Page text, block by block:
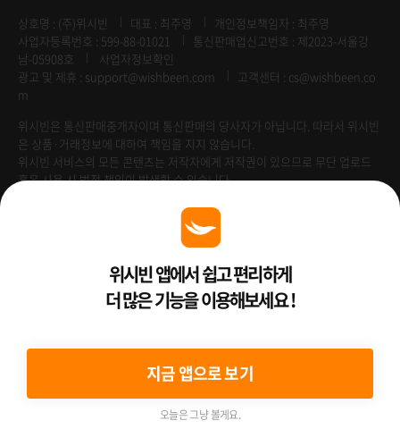
상호명 : (주)위시빈 대표 : 최주영
개인정보책임자 : 최주영
사업자등록번호 : 599-88-01021
통신판매업신고번호 : 제2023-서울강
남-05908호
사업자정보확인
광고 및 제휴 : support@wishbeen.com
고객센터 : cs@wishbeen.co
m
위시빈은 통신판매중개자이며 통신판매의 당사자가 아닙니다. 따라서 위시빈
은 상품·거래정보에 대하여 책임을 지지 않습니다.
위시빈 서비스의 모든 콘텐츠는 저작자에게 저작권이 있으므로 무단 업로드
혹은 사용 시 법적 책임이 발생할 수 있습니다.
Venture Enterprise위시빈 앱에서 쉽고 편리하게
더 많은 기능을 이용해보세요 !
지금 앱으로 보기
오늘은 그냥 볼게요.